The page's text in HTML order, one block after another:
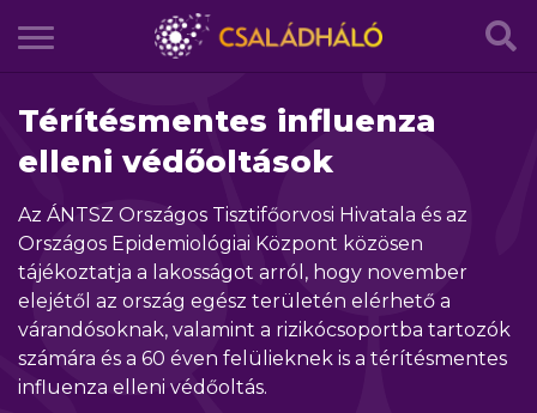
Térítésmentes influenza
elleni védőoltások
Az ÁNTSZ Országos Tisztifőorvosi Hivatala és az
Országos Epidemiológiai Központ közösen
tájékoztatja a lakosságot arról, hogy november
elejétől az ország egész területén elérhető a
várandósoknak, valamint a rizikócsoportba tartozók
számára és a 60 éven felülieknek is a térítésmentes
influenza elleni védőoltás.